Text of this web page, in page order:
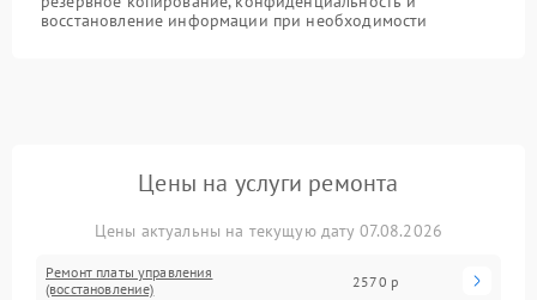
восстановление информации при необходимости
Цены на услуги ремонта
Цены актуальны на текущую дату 07.08.2026
Ремонт платы управления
(восстановление)
2570 р